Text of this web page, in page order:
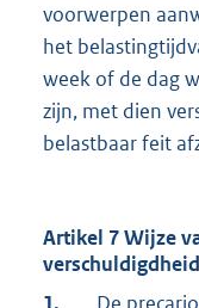
voorwerpen
het
week of de dag
zijn, met dien
belastbaar feit
Artikel 7 Wijze